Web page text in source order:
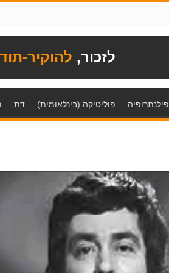
לזכור, להוקיר-
פילנתרופיה פוליטיקה (בינלאומית) דת